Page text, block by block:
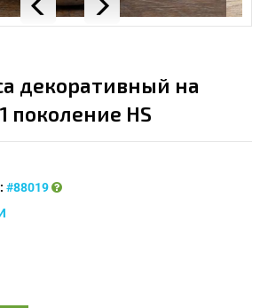
декоративный на
поколение HS
#88019